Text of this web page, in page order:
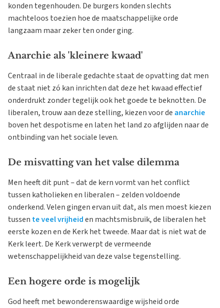
konden tegenhouden. De burgers konden slechts
machteloos toezien hoe de maatschappelijke orde
langzaam maar zeker ten onder ging.
Anarchie als 'kleinere kwaad'
Centraal in de liberale gedachte staat de opvatting dat men
de staat niet zó kan inrichten dat deze het kwaad effectief
onderdrukt zonder tegelijk ook het goede te beknotten. De
liberalen, trouw aan deze stelling, kiezen voor de anarchie
boven het despotisme en laten het land zo afglijden naar de
ontbinding van het sociale leven.
De misvatting van het valse dilemma
Men heeft dit punt – dat de kern vormt van het conflict
tussen katholieken en liberalen – zelden voldoende
onderkend. Velen gingen ervan uit dat, als men moest kiezen
tussen te veel vrijheiden machtsmisbruik, de liberalen het
eerste kozen en de Kerk het tweede. Maar dat is niet wat de
Kerk leert. De Kerk verwerpt de vermeende
wetenschappelijkheid van deze valse tegenstelling.
Een hogere orde is mogelijk
God heeft met bewonderenswaardige wijsheid orde